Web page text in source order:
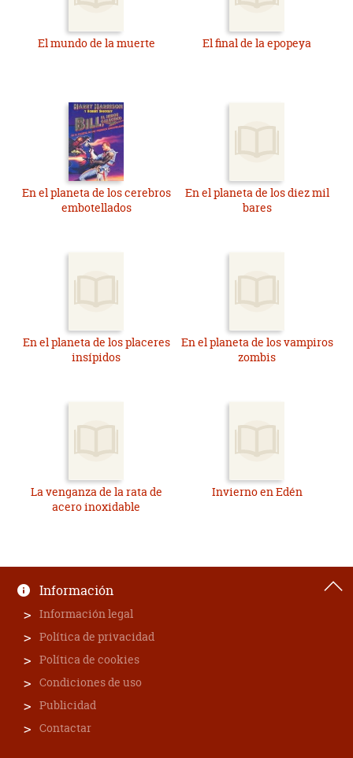
El mundo de la muerte El final de la epopeya
En el planeta de los cerebros
embotellados
En el planeta de los diez mil
bares
En el planeta de los placeres
insípidos
En el planeta de los vampiros
zombis
La venganza de la rata de
acero inoxidable
Invierno en Edén
Información
Información legal
Política de privacidad
Política de cookies
Condiciones de uso
Publicidad
Contactar